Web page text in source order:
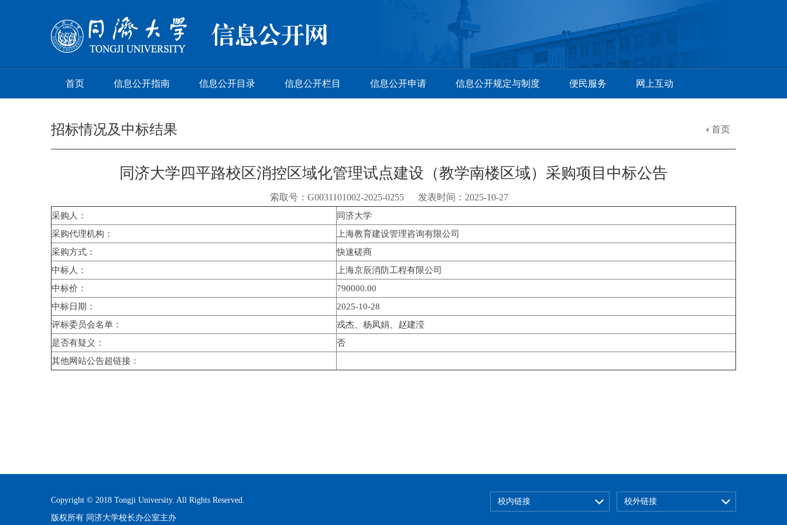
首页 信息公开指南 信息公开目录 信息公开栏目 信息公开申请 信息公开规定与制度 便民服务 网上互动
招标情况及中标结果 首页
同济大学四平路校区消控区域化管理试点建设（教学南楼区域）采购项目中标公告
索取号：G0031101002-2025-0255 发表时间：2025-10-27
采购人：
同济大学
采购代理机构：
上海教育建设管理咨询有限公司
采购方式：
快速磋商
中标人：
上海京辰消防工程有限公司
中标价：
790000.00
中标日期：
2025-10-28
评标委员会名单：
戎杰、杨凤娟、赵建滢
是否有疑义：
否
其他网站公告超链接：
Copyright © 2018 Tongji University. All Rights Reserved.
版权所有 同济大学校长办公室主办